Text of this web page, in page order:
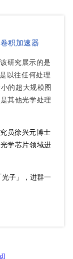
积加速器
研究展示的是
以往任何处理
的超大规模图
其他光学处理
员徐兴元博士
学芯片领域进
光子」，进群一